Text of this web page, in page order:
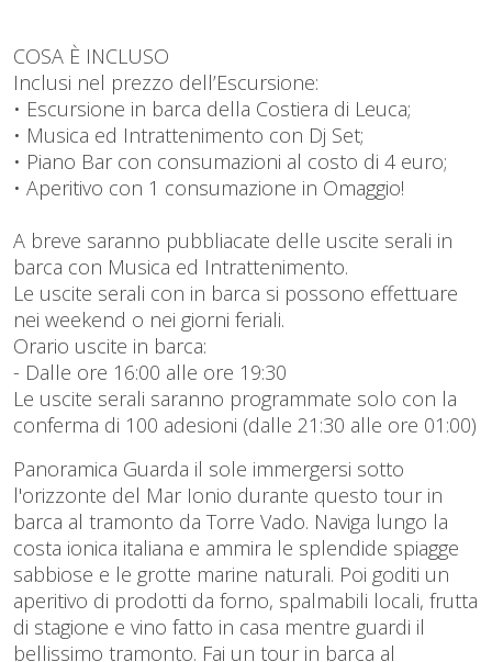
COSA È INCLUSO
Inclusi nel prezzo dell’Escursione:
• Escursione in barca della Costiera di Leuca;
• Musica ed Intrattenimento con Dj Set;
• Piano Bar con consumazioni al costo di 4 euro;
• Aperitivo con 1 consumazione in Omaggio!
A breve saranno pubbliacate delle uscite serali in
barca con Musica ed Intrattenimento.
Le uscite serali con in barca si possono effettuare
nei weekend o nei giorni feriali.
Orario uscite in barca:
- Dalle ore 16:00 alle ore 19:30
Le uscite serali saranno programmate solo con la
conferma di 100 adesioni (dalle 21:30 alle ore 01:00)
Panoramica Guarda il sole immergersi sotto
l'orizzonte del Mar Ionio durante questo tour in
barca al tramonto da Torre Vado. Naviga lungo la
costa ionica italiana e ammira le splendide spiagge
sabbiose e le grotte marine naturali. Poi goditi un
aperitivo di prodotti da forno, spalmabili locali, frutta
di stagione e vino fatto in casa mentre guardi il
bellissimo tramonto. Fai un tour in barca al